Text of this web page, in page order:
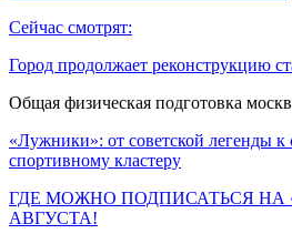
Сейчас смотрят:
Город продолжает реконструкцию
Общая физическая подготовка
«Лужники»: от советской легенды к
спортивному кластеру
ГДЕ МОЖНО ПОДПИСАТЬСЯ НА
АВГУСТА!